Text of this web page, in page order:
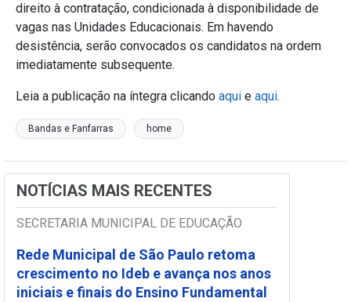
direito à contratação, condicionada à disponibilidade de
vagas nas Unidades Educacionais. Em havendo
desistência, serão convocados os candidatos na ordem
imediatamente subsequente.
Leia a publicação na íntegra clicando aqui e aqui.
Bandas e Fanfarras home
NOTÍCIAS MAIS RECENTES
SECRETARIA MUNICIPAL DE EDUCAÇÃO
Rede Municipal de São Paulo retoma
crescimento no Ideb e avança nos anos
iniciais e finais do Ensino Fundamental